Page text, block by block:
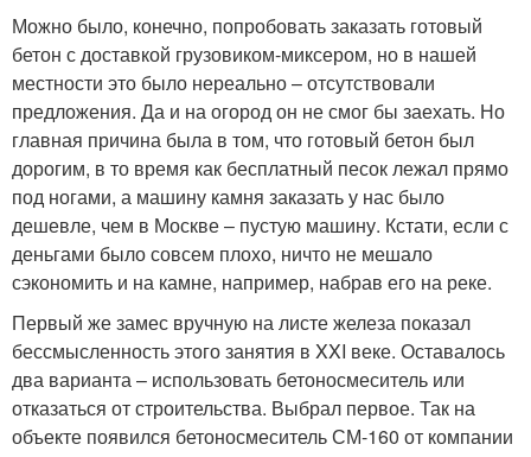
Можно было, конечно, попробовать заказать готовый
бетон с доставкой грузовиком-миксером, но в нашей
местности это было нереально – отсутствовали
предложения. Да и на огород он не смог бы заехать. Но
главная причина была в том, что готовый бетон был
дорогим, в то время как бесплатный песок лежал прямо
под ногами, а машину камня заказать у нас было
дешевле, чем в Москве – пустую машину. Кстати, если с
деньгами было совсем плохо, ничто не мешало
сэкономить и на камне, например, набрав его на реке.
Первый же замес вручную на листе железа показал
бессмысленность этого занятия в XXI веке. Оставалось
два варианта – использовать бетоносмеситель или
отказаться от строительства. Выбрал первое. Так на
объекте появился бетоносмеситель СМ-160 от компании